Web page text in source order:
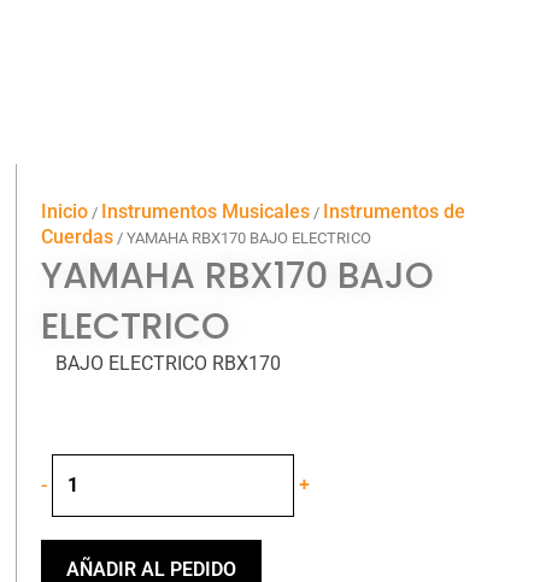
Inicio / Instrumentos Musicales / Instrumentos de
Cuerdas / YAMAHA RBX170 BAJO ELECTRICO
YAMAHA RBX170 BAJO
ELECTRICO
BAJO ELECTRICO RBX170
-
RBX170
BAJO
ELECTRICO
cantidad
+
AÑADIR AL PEDIDO